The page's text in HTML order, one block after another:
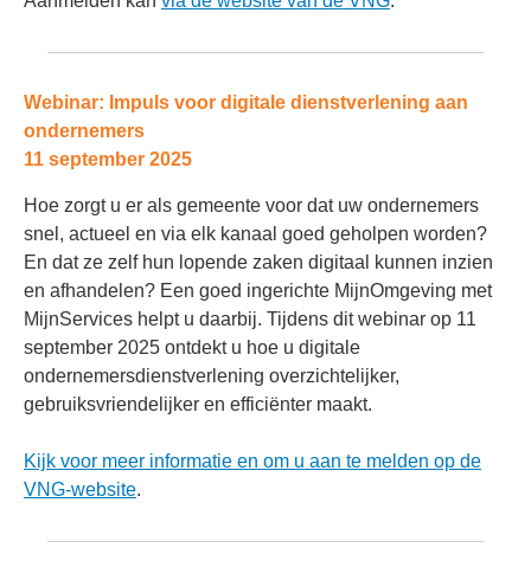
Webinar: Impuls voor digitale dienstverlening aan
ondernemers
11 september 2025
Hoe zorgt u er als gemeente voor dat uw ondernemers
snel, actueel en via elk kanaal goed geholpen worden?
En dat ze zelf hun lopende zaken digitaal kunnen inzien
en afhandelen? Een goed ingerichte MijnOmgeving met
MijnServices helpt u daarbij. Tijdens dit webinar op 11
september 2025 ontdekt u hoe u digitale
ondernemersdienstverlening overzichtelijker,
gebruiksvriendelijker en efficiënter maakt.
Kijk voor meer informatie en om u aan te melden op de
VNG-website.